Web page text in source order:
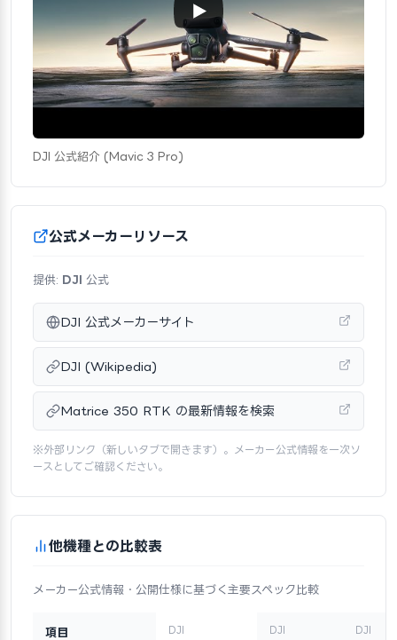
DJI 公式紹介 (Mavic 3 Pro)
公式メーカーリソース
提供: DJI 公式
DJI 公式メーカーサイト
DJI (Wikipedia)
Matrice 350 RTK の最新情報を検索
※外部リンク（新しいタブで開きます）。メーカー公式情報を一次ソ
ースとしてご確認ください。
他機種との比較表
メーカー公式情報・公開仕様に基づく主要スペック比較
項目 DJI DJI DJI